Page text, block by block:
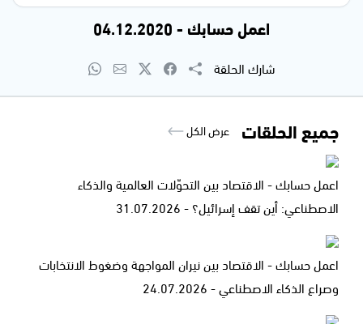
اعمل حسابك - 04.12.2020
شارك الحلقة
جميع الحلقات عرض الكل
اعمل حسابك - الاقتصاد بين التحوّلات العالمية والذكاء
الاصطناعي: أين تقف إسرائيل؟ - 31.07.2026
اعمل حسابك - الاقتصاد بين نيران المواجهة وضغوط الانتخابات
وصراع الذكاء الاصطناعي - 24.07.2026